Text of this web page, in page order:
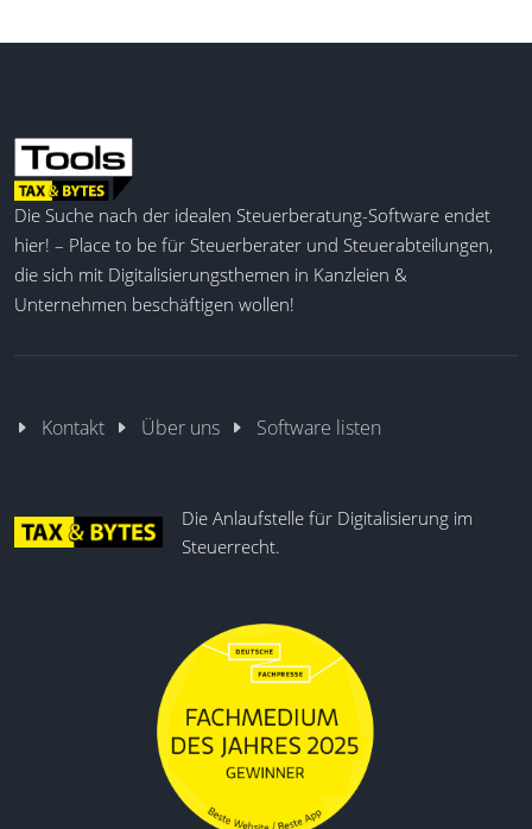
Integrierte Workflows
KI-gestützte Analysen
Mobile CRM-Nutzung
Reporting und Dashboards
Individuelle Berichte
E-Mail-Integration
Die Suche nach der idealen Steuerberatung-Software endet
hier! – Place to be für Steuerberater und Steuerabteilungen,
die sich mit Digitalisierungsthemen in Kanzleien &
Unternehmen beschäftigen wollen!
Kontakt Über uns Software listen
Die Anlaufstelle für Digitalisierung im
Steuerrecht.